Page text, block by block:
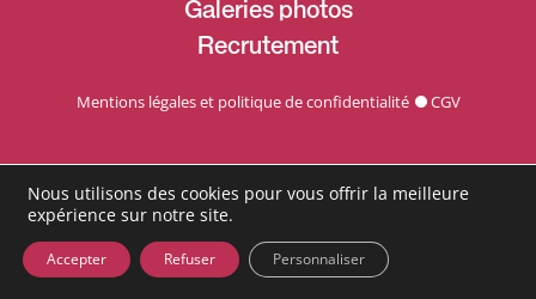
Galeries photos
Recrutement
Mentions légales et politique de confidentialité CGV
Nous utilisons des cookies pour vous offrir la meilleure
expérience sur notre site.
Accepter Refuser Personnaliser